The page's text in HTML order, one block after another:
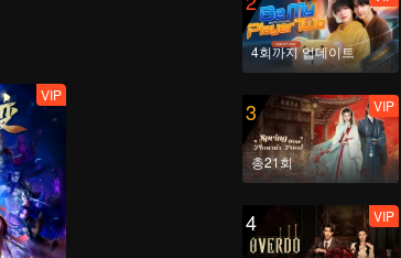
VIP
4회까지 업데이트
3
총21회
VIP
4 VIP